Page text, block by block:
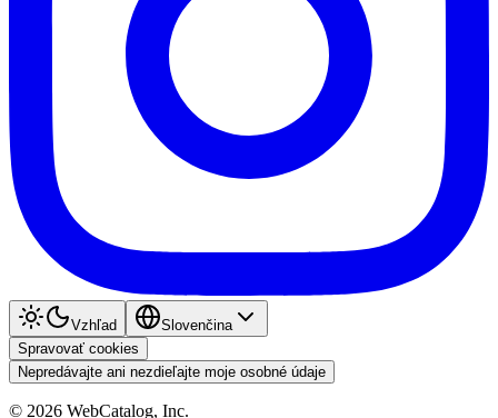
Vzhľad
Slovenčina
Spravovať cookies
Nepredávajte ani nezdieľajte moje osobné údaje
© 2026 WebCatalog, Inc.